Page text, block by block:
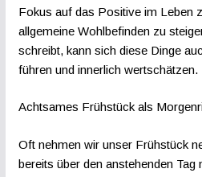
Fokus auf das Positive im Leben
allgemeine Wohlbefinden zu
schreibt, kann sich diese Dinge
führen und innerlich wertschätzen.
Achtsames Frühstück als
Oft nehmen wir unser Frühstück
bereits über den anstehenden Tag